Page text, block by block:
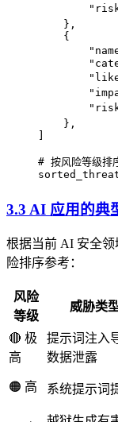
    },
    {
    },
# 按风险等级排
3.3 AI 应用的典
根据当前 AI 安全
险排序参考：
风险
等级
威胁类
🔴 极
高
提示词注入
数据泄露
🟠 高 系统提示词